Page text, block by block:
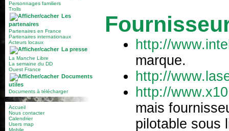
Personnages familiers
Trolls
Les
partenaires
Partenaires en France
Partenaires internationaux
Acteurs locaux
La presse
La Manche Libre
La semaine du DD
Ouest France
Documents
utiles
Documents à télécharger
Accueil
Nous contacter
Calendrier
Users map
Mobile
http://
marque.
http://
http://
mais
pilotable sous